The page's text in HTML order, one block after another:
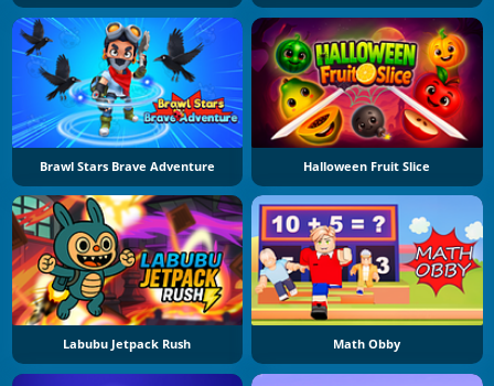
Brawl Stars Brave Adventure Halloween Fruit Slice
Labubu Jetpack Rush Math Obby